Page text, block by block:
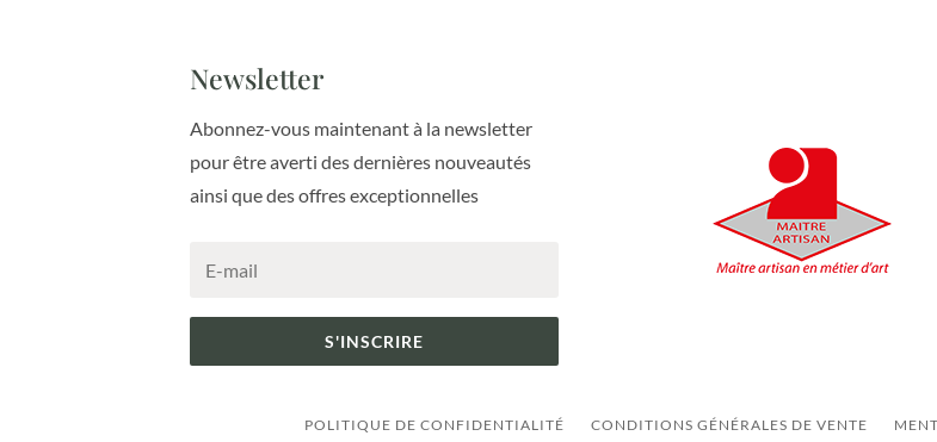
Newsletter
Abonnez-vous maintenant à la newsletter
pour être averti des dernières nouveautés
ainsi que des offres exceptionnelles
S'INSCRIRE
POLITIQUE DE CONFIDENTIALITÉ CONDITIONS GÉNÉRALES DE VENTE